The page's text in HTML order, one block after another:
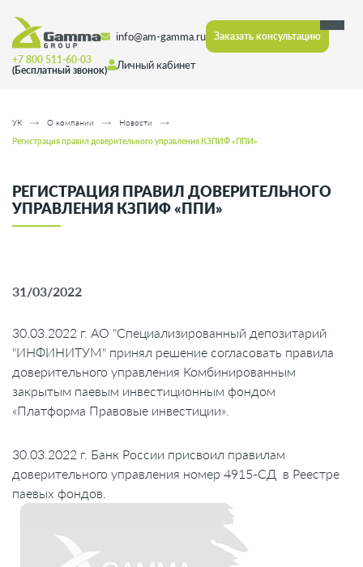
Личный кабинет
info@am-gamma.ru
+7 800 511-60-03
(Бесплатный звонок)
Заказать консультацию
УК О компании Новости
Регистрация правил доверительного управления КЗПИФ «ППИ»
РЕГИСТРАЦИЯ ПРАВИЛ ДОВЕРИТЕЛЬНОГО
УПРАВЛЕНИЯ КЗПИФ «ППИ»
31/03/2022
30.03.2022 г. АО "Специализированный депозитарий
"ИНФИНИТУМ" принял решение согласовать правила
доверительного управления Комбинированным
закрытым паевым инвестиционным фондом
«Платформа Правовые инвестиции».
30.03.2022 г. Банк России присвоил правилам
доверительного управления номер 4915-СД в Реестре
паевых фондов.